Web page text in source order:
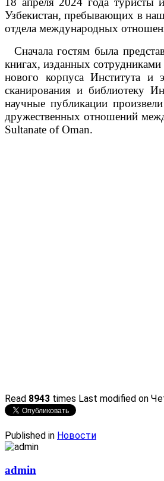
Узбекистан, пребывающих в
отдела международных
Сначала гостям была
книгах, изданных сотрудниками
нового корпуса Института и
сканирования и библиотеку
научные публикации
дружественных отношений
Sultanate of Oman.
Read 8943 times Last modified on
Published in Новости
admin